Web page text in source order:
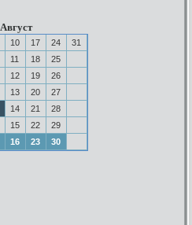
Август
10 17 24
31
11 18
25
12 19
26
13 20
27
14 21
28
15 22
29
16 23 30